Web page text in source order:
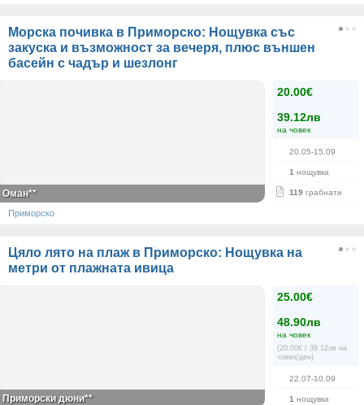
Морска почивка в Приморско: Нощувка със
закуска и възможност за вечеря, плюс външен
басейн с чадър и шезлонг
20.00€
39.12лв
на човек
20.05-15.09
1 нощувка
119 грабнати
Оман**
Приморско
Цяло лято на плаж в Приморско: Нощувка на
метри от плажната ивица
25.00€
48.90лв
на човек
(20.00€ / 39.12лв на
човек/ден)
22.07-10.09
1 нощувка
Приморски дюни**